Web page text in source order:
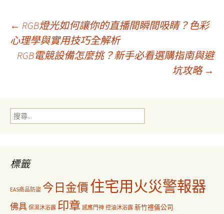
文
章
覽
← RGB燈光如何讓你的直播間瞬間吸睛？色彩
心理學與實用技巧全解析
RGB電競設備怎麼挑？新手必看選購指南與避
坑攻略 →
搜
尋
標籤
EAS商品防盜 今日金價住宅用火災警報器
佛具 保濕沐浴露 印章 感應門神 控油沐浴露 新竹禮儀公司